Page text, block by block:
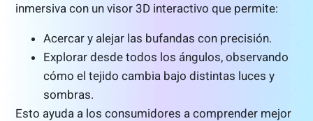
inmersiva con un visor 3D interactivo que permite:
Acercar y alejar las bufandas con precisión.
Explorar desde todos los ángulos, observando
cómo el tejido cambia bajo distintas luces y
sombras.
Esto ayuda a los consumidores a comprender mejor